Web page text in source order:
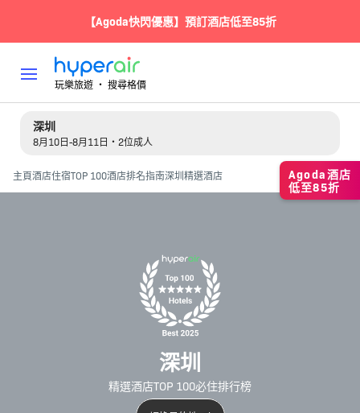
【Agoda快閃優惠】預訂酒店低至85折
玩樂旅遊 ‧ 搜尋格價
深圳
8月10日-8月11日・2位成人
主頁酒店住宿TOP 100酒店排名指南深圳精選酒店
深圳
精選酒店TOP 100必住排行榜
Agoda酒店
低至85折